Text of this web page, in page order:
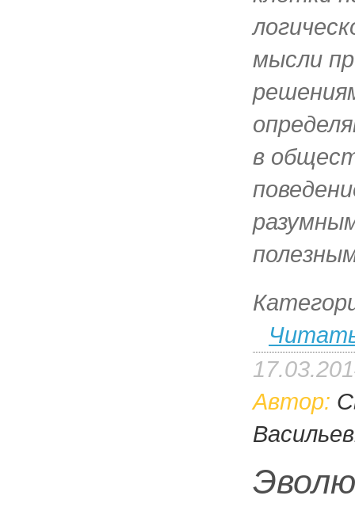
мысли
в
Автор: